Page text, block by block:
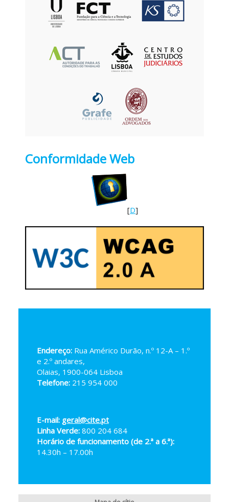
Conformidade Web
[D]
Endereço:Rua Américo Durão, n.º 12-A – 1.º
e 2.º andares,
Olaias, 1900-064 Lisboa
Telefone:215 954 000
E-mail: geral@cite.pt
Linha Verde:800 204 684
Horário de funcionamento (de 2.ª a 6.ª):
14.30h – 17.00h